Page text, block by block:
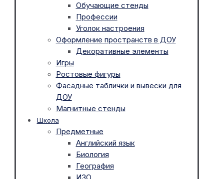
Обучающие стенды
Профессии
Уголок настроения
Оформление пространств в ДОУ
Декоративные элементы
Игры
Ростовые фигуры
Фасадные таблички и вывески для
ДОУ
Магнитные стенды
Школа
Предметные
Английский язык
Биология
География